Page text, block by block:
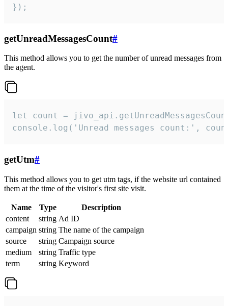
});
getUnreadMessagesCount#
This method allows you to get the number of unread messages from
the agent.
let count =
console.log('Unread messages count:',
getUtm#
This method allows you to get utm tags, if the website url contained
them at the time of the visitor's first site visit.
Name Type
Description
content
string Ad ID
campaign string The name of the campaign
source
string Campaign source
medium
string Traffic type
term
string Keyword